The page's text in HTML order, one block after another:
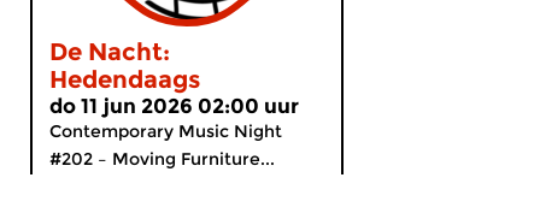
De Nacht:
Hedendaags
do 11 jun 2026 02:00 uur
Contemporary Music Night
#202 – Moving Furniture...